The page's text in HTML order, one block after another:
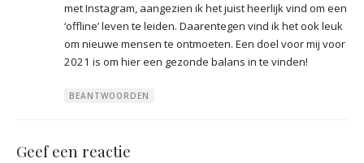
met Instagram, aangezien ik het juist heerlijk vind om een
‘offline’ leven te leiden. Daarentegen vind ik het ook leuk
om nieuwe mensen te ontmoeten. Een doel voor mij voor
2021 is om hier een gezonde balans in te vinden!
BEANTWOORDEN
Geef een reactie